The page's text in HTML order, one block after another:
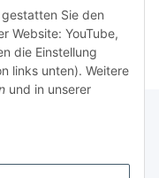
Sie den
Website: YouTube,
die Einstellung
links unten). Weitere
und in unserer